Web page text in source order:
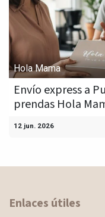
Hola Mama
Envío express a
prendas Hola
12 jun. 2026
Enlaces útiles